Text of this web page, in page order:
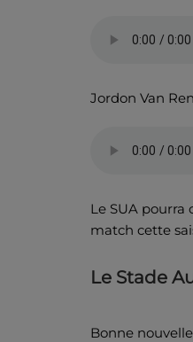
Jordon Van
Le SUA pourra
match cette
Le Stade
Bonne